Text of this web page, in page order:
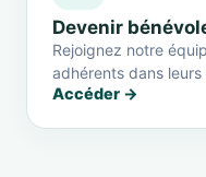
Devenir
Rejoignez notre
adhérents dans leurs
Accéder →